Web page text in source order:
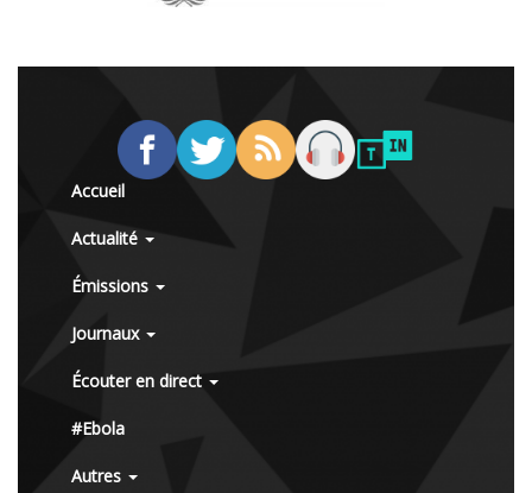
Accueil
Actualité
Émissions
Journaux
Écouter en direct
#Ebola
Autres